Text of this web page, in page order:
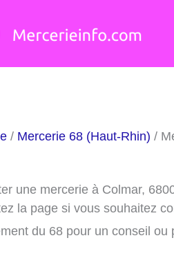
/ Mercerie 68 (Haut-Rhin) /
une mercerie à Colmar,
la page si vous souhaitez
du 68 pour un conseil ou